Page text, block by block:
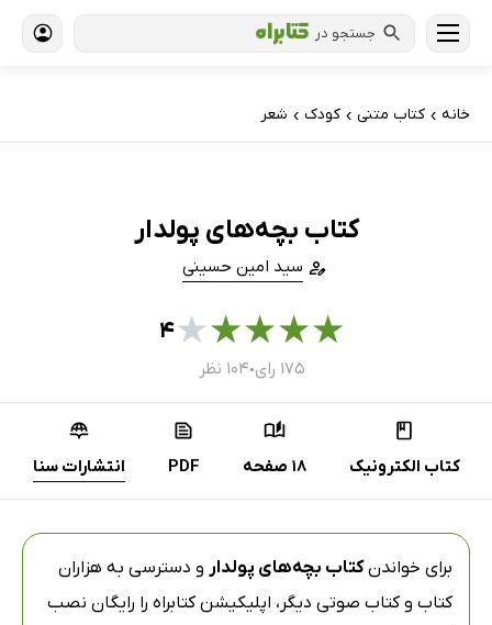
جستجو در
خانه › کتاب‌ متنی › کودک › شعر
کتاب بچه‌های پولدار
سید امین حسینی
★
★
★
★
★۴
۱۷۵ رای ● ۱۰۴ نظر
کتاب الکترونیک 18 صفحه PDF انتشارات سنا
برای خواندنکتاب بچه‌های پولدار و دسترسی به هزاران
کتاب و کتاب صوتی دیگر، اپلیکیشن کتابراه را رایگان نصب